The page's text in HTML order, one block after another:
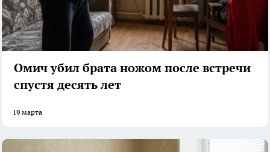
Омич убил брата ножом после встречи
спустя десять лет
19 марта